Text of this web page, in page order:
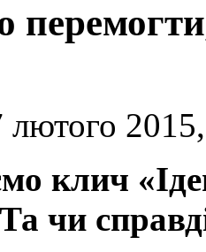
клич
чи